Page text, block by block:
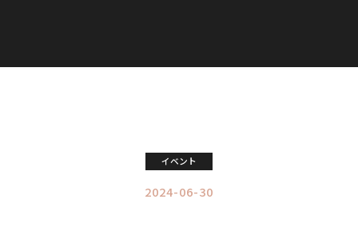
リフォーム・リノベーション
Information
イベント
2024-06-30